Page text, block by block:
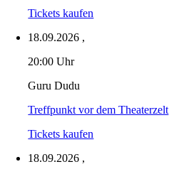
Tickets kaufen
18.09.2026 ,
20:00 Uhr
Guru Dudu
Treffpunkt vor dem Theaterzelt
Tickets kaufen
18.09.2026 ,